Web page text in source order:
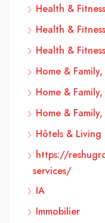
Health &
Health &
Health &
Home &
Home &
Home &
Hôtels & Living
https://
services/
IA
Immobilier